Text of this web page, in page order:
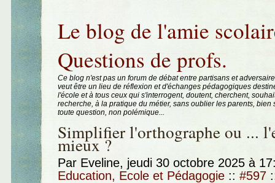
Le blog de l'amie
Questions de profs.
Ce blog n'est pas un forum de débat entre partisans et
veut être un lieu de réflexion et d'échanges pédagogiques
l'école et à tous ceux qui s'interrogent, doutent, cherchent,
recherche, à la pratique du métier, sans oublier les parents, bien
toute question, non polémique...
Simplifier l'orthographe ou ...
mieux ?
Par Eveline, jeudi 30 octobre 2025 à
Education, Ecole et Pédagogie :: #597